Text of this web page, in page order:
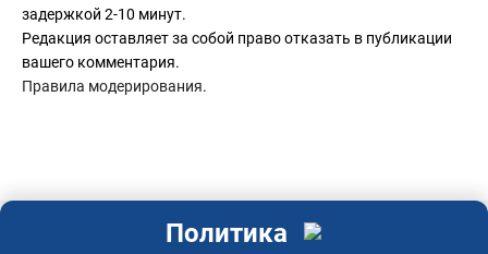
задержкой 2-10 минут.
Редакция оставляет за собой право отказать в публикации
вашего комментария.
Правила модерирования.
Политика